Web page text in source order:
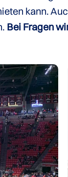
kann.
Bei Fragen